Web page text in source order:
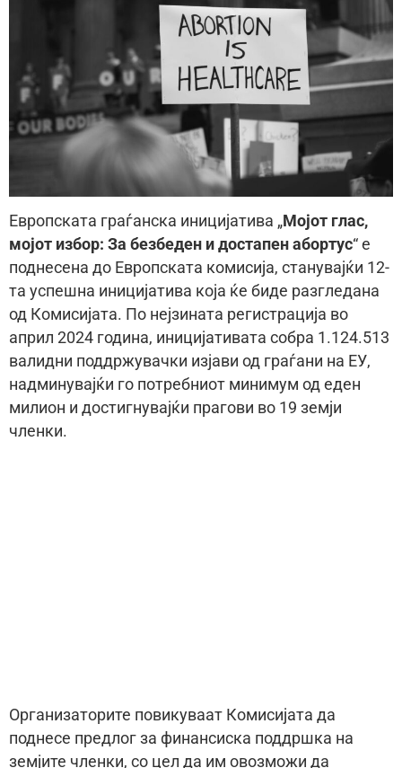
Европската граѓанска иницијатива „Мојот глас,
мојот избор: За безбеден и достапен абортус“ е
поднесена до Европската комисија, станувајќи 12-
та успешна иницијатива која ќе биде разгледана
од Комисијата. По нејзината регистрација во
април 2024 година, иницијативата собра 1.124.513
валидни поддржувачки изјави од граѓани на ЕУ,
надминувајќи го потребниот минимум од еден
милион и достигнувајќи прагови во 19 земји
членки.
Организаторите повикуваат Комисијата да
поднесе предлог за финансиска поддршка на
земјите членки, со цел да им овозможи да